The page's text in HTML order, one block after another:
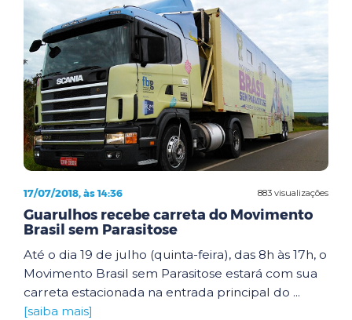
883 visualizações
17/07/2018, às 14:36
Guarulhos recebe carreta do Movimento
Brasil sem Parasitose
Até o dia 19 de julho (quinta-feira), das 8h às 17h, o
Movimento Brasil sem Parasitose estará com sua
carreta estacionada na entrada principal do ...
[saiba mais]